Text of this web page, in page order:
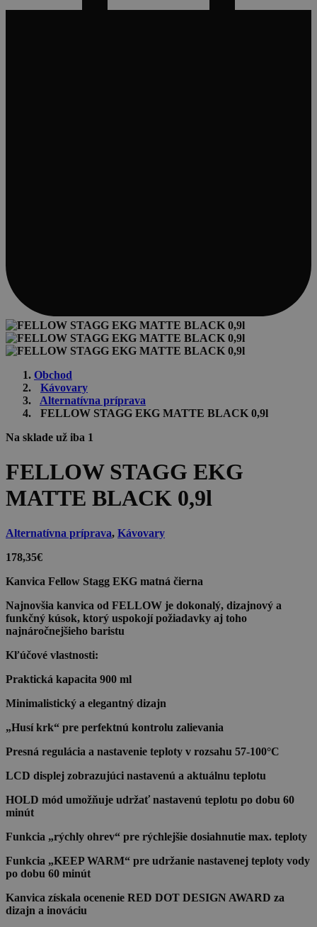
Obchod
Kávovary
Alternatívna príprava
FELLOW STAGG EKG MATTE BLACK 0,9l
Na sklade už iba 1
FELLOW STAGG EKG
MATTE BLACK 0,9l
Alternatívna príprava, Kávovary
178,35€
Kanvica Fellow Stagg EKG matná čierna
Najnovšia kanvica od FELLOW je dokonalý, dizajnový a
funkčný kúsok, ktorý uspokojí požiadavky aj toho
najnáročnejšieho baristu
Kľúčové vlastnosti:
Praktická kapacita 900 ml
Minimalistický a elegantný dizajn
„Husí krk“ pre perfektnú kontrolu zalievania
Presná regulácia a nastavenie teploty v rozsahu 57-100°C
LCD displej zobrazujúci nastavenú a aktuálnu teplotu
HOLD mód umožňuje udržať nastavenú teplotu po dobu 60
minút
Funkcia „rýchly ohrev“ pre rýchlejšie dosiahnutie max. teploty
Funkcia „KEEP WARM“ pre udržanie nastavenej teploty vody
po dobu 60 minút
Kanvica získala ocenenie RED DOT DESIGN AWARD za
dizajn a inováciu